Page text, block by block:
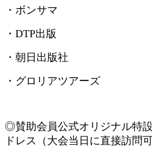
・ボンサマ
・ DTP出版
・朝日出版社
・グロリアツアーズ
◎賛助会員公式オリジナル特設
ドレス（大会当日に直接訪問可